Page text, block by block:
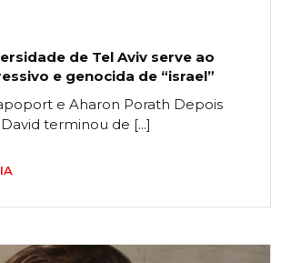
de Tel Aviv serve ao
e genocida de “israel”
e Aharon Porath Depois
terminou de [...]